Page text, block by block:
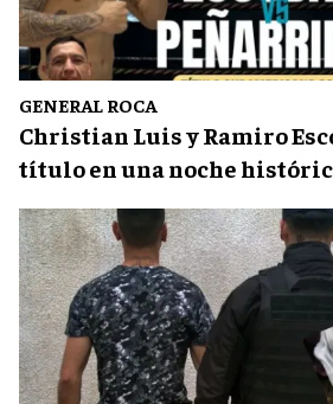
GENERAL ROCA
Christian Luis y Ramiro
título en una noche